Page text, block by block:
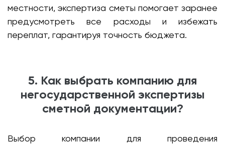
местности, экспертиза сметы помогает заранее
предусмотреть все расходы и избежать
переплат, гарантируя точность бюджета.
5. Как выбрать компанию для
негосударственной экспертизы
сметной документации?
Выбор компании для проведения